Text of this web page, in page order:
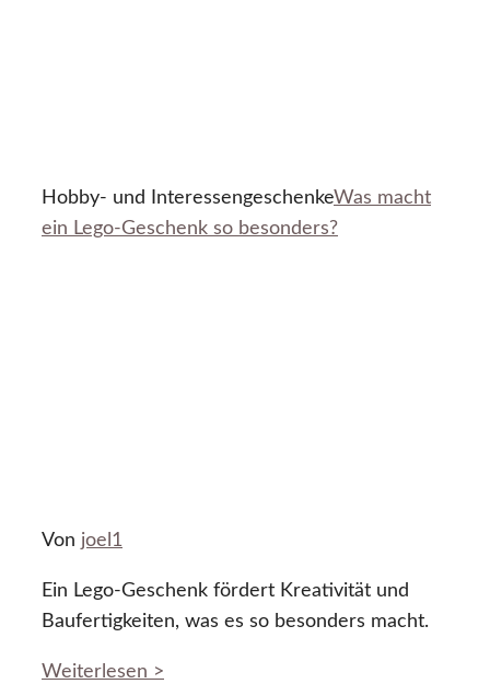
Hobby- und InteressengeschenkeWas macht
ein Lego-Geschenk so besonders?
Von joel1
Ein Lego-Geschenk fördert Kreativität und
Baufertigkeiten, was es so besonders macht.
Weiterlesen >